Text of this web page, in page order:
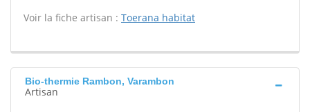
Voir la fiche artisan : Toerana habitat
Bio-thermie Rambon, Varambon
Artisan